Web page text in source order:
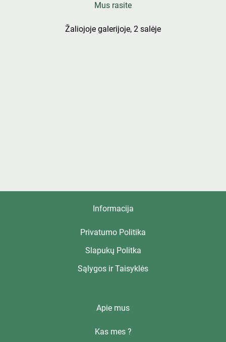
Mus rasite
Žaliojoje galerijoje, 2 salėje
Informacija
Privatumo Politika
Slapukų Politka
Sąlygos ir Taisyklės
Apie mus
Kas mes ?